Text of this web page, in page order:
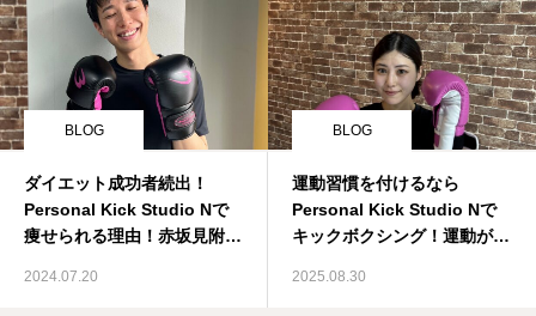
BLOG
ダイエット成功者続出！
Personal Kick Studio Nで
痩せられる理由！赤坂見附駅
2024.07.20
BLOG
運動習慣を付けるなら
Personal Kick Studio Nで
キックボクシング！運動が苦
2025.08.30